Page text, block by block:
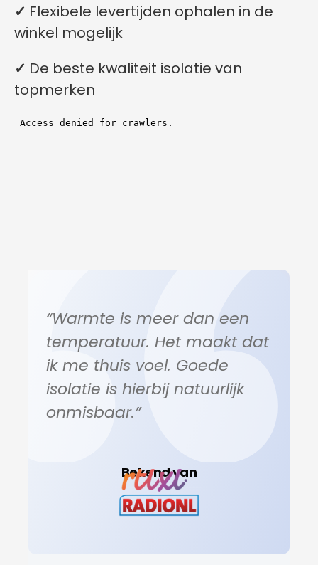
✓ Flexibele levertijden ophalen in de
winkel mogelijk
✓ De beste kwaliteit isolatie van
topmerken
“Warmte is meer dan een
temperatuur. Het maakt dat
ik me thuis voel. Goede
isolatie is hierbij natuurlijk
onmisbaar.”
Bekend van